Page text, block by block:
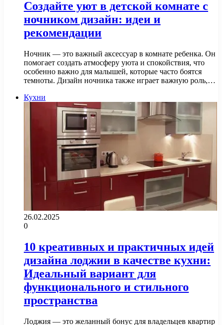
Создайте уют в детской комнате с
ночником дизайн: идеи и
рекомендации
Ночник — это важный аксессуар в комнате ребенка. Он
помогает создать атмосферу уюта и спокойствия, что
особенно важно для малышей, которые часто боятся
темноты. Дизайн ночника также играет важную роль,…
Кухни
26.02.2025
0
10 креативных и практичных идей
дизайна лоджии в качестве кухни:
Идеальный вариант для
функционального и стильного
пространства
Лоджия — это желанный бонус для владельцев квартир